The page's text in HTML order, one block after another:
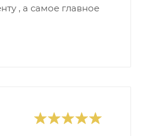
, а самое главное